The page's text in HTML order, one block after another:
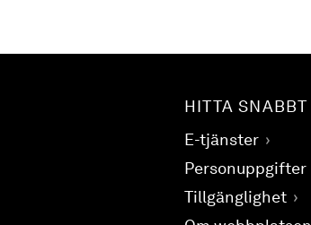
HITTA SNABBT
E-tjänster
Personuppgifter
Tillgänglighet